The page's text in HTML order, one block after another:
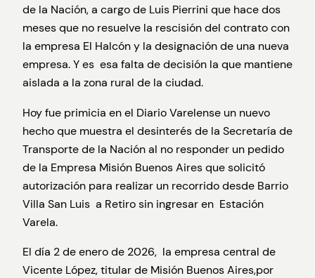
de la Nación, a cargo de Luis Pierrini que hace dos
meses que no resuelve la rescisión del contrato con
la empresa El Halcón y la designación de una nueva
empresa. Y es esa falta de decisión la que mantiene
aislada a la zona rural de la ciudad.
Hoy fue primicia en el Diario Varelense un nuevo
hecho que muestra el desinterés de la Secretaría de
Transporte de la Nación al no responder un pedido
de la Empresa Misión Buenos Aires que solicitó
autorización para realizar un recorrido desde Barrio
Villa San Luis a Retiro sin ingresar en Estación
Varela.
El día 2 de enero de 2026, la empresa central de
Vicente López, titular de Misión Buenos Aires,por